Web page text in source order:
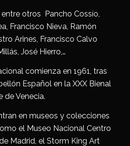
otros Pancho Cossío,
Francisco Nieva, Ramón
Arines, Francisco Calvo
José Hierro,…
comienza en 1961, tras
Español en la XXX Bienal
de Venecia.
en museos y colecciones
el Museo Nacional Centro
Madrid, el Storm King Art